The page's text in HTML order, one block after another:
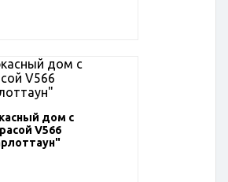
дом с
V566